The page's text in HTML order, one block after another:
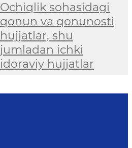
Ochiqlik sohasidagi
qonun va qonunosti
hujjatlar, shu
jumladan ichki
idoraviy hujjatlar